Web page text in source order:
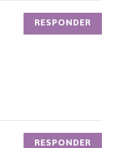
RESPONDER
RESPONDER